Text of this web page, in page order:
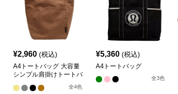
¥2,960 (税込)
A4トートバッグ 大容量
シンプル肩掛けトートバ
全4色
¥5,360 (税込)
A4トートバッグ
全3色